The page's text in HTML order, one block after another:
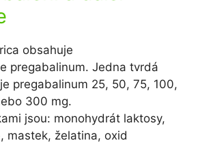
obsahuje
pregabalinum. Jedna tvrdá
pregabalinum 25, 50, 75, 100,
300 mg.
jsou: monohydrát laktosy,
mastek, želatina, oxid